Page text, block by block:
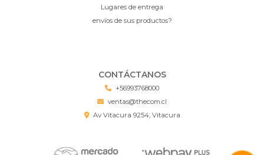
Lugares de entrega
envíos de sus productos?
CONTÁCTANOS
+56993768000
ventas@thecom.cl
Av Vitacura 9254, Vitacura